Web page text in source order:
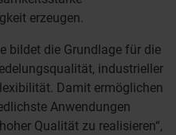
erzeugen.
bildet die Grundlage für die
industrieller
Damit ermöglichen
Anwendungen
Qualität zu realisieren“,